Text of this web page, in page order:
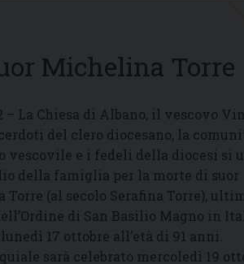
Michelina Torre
– La Chiesa di Albano, il vescovo
del clero diocesano, la
vescovile e i fedeli della diocesi si
della famiglia per la morte di suor
(al secolo Serafina Torre),
di San Basilio Magno in
17 ottobre all’età di 91 anni.
sarà celebrato mercoledì 19